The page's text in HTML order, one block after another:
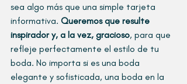
sea algo más que una simple tarjeta
informativa. Queremos que resulte
inspirador y, a la vez, gracioso, para que
refleje perfectamente el estilo de tu
boda. No importa si es una boda
elegante y sofisticada, una boda en la